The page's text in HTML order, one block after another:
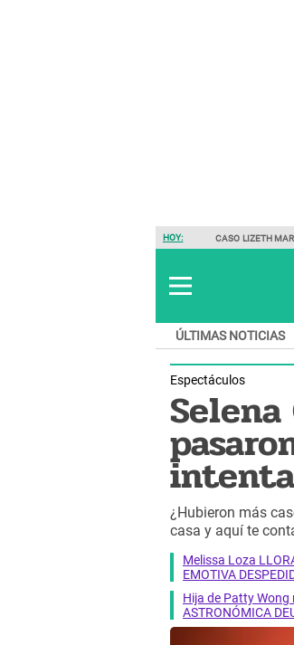
HOY: CASO LIZETH
ÚLTIMAS NOTICIAS
Espectáculos
¿Hubieron más
casa y aquí te
Melissa Loza
EMOTIVA
Hija de Patty Wong
ASTRONÓMICA